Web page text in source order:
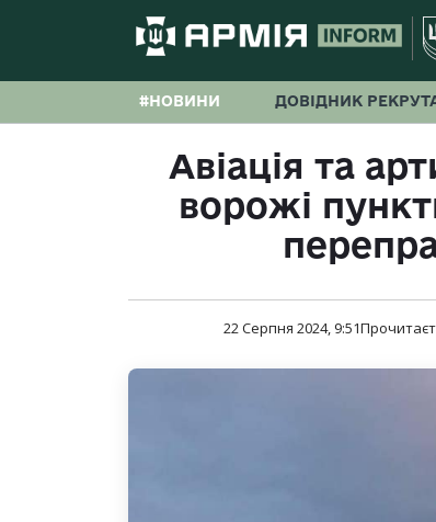
#НОВИНИ ДОВІДНИК
Авіація та
ворожі
22 Серпня 2024, 9:51